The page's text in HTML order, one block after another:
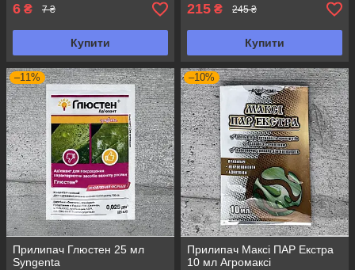
6 ₴ 7 ₴
Купити
215 ₴ 245 ₴
Купити
–11%
Прилипач Глюстен 25 мл
Syngenta
–10%
Прилипач Максі ПАР Екстра
10 мл Агромаксі